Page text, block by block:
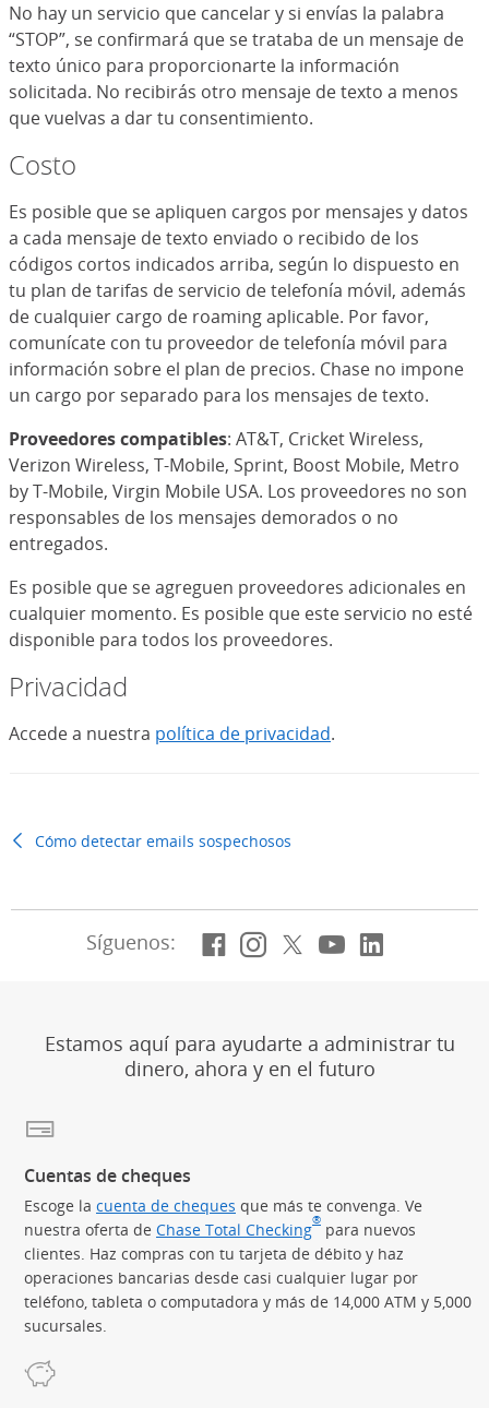
No hay un servicio que cancelar y si envías la palabra
“STOP”, se confirmará que se trataba de un mensaje de
texto único para proporcionarte la información
solicitada. No recibirás otro mensaje de texto a menos
que vuelvas a dar tu consentimiento.
Costo
Es posible que se apliquen cargos por mensajes y datos
a cada mensaje de texto enviado o recibido de los
códigos cortos indicados arriba, según lo dispuesto en
tu plan de tarifas de servicio de telefonía móvil, además
de cualquier cargo de roaming aplicable. Por favor,
comunícate con tu proveedor de telefonía móvil para
información sobre el plan de precios. Chase no impone
un cargo por separado para los mensajes de texto.
Proveedores compatibles: AT&T, Cricket Wireless,
Verizon Wireless, T-Mobile, Sprint, Boost Mobile, Metro
by T-Mobile, Virgin Mobile USA. Los proveedores no son
responsables de los mensajes demorados o no
entregados.
Es posible que se agreguen proveedores adicionales en
cualquier momento. Es posible que este servicio no esté
disponible para todos los proveedores.
Privacidad
Accede a nuestra política de privacidad.
Cómo detectar emails sospechosos
Síguenos: Facebook
(Se abre en
Instagram
(Se abre en
X,
(Se abre en
YouTube
(Se abre
Estamos aquí para ayudarte a administrar tu
dinero, ahora y en el futuro
Cuentas de cheques
Escoge la cuenta de cheques que más te convenga. Ve
nuestra oferta de Chase Total Checking® (Se abre en
para nuevos
clientes. Haz compras con tu tarjeta de débito y haz
operaciones bancarias desde casi cualquier lugar por
teléfono, tableta o computadora y más de 14,000 ATM y 5,000
sucursales.